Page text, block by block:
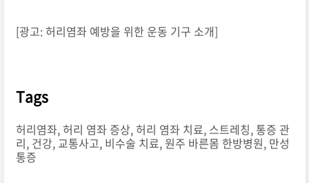
[광고: 허리염좌 예방을 위한 운동 기구 소개]
Tags
허리염좌, 허리 염좌 증상, 허리 염좌 치료, 스트레칭, 통증 관
리, 건강, 교통사고, 비수술 치료, 원주 바른몸 한방병원, 만성
통증